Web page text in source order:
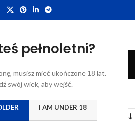
pełnoletni?
musisz mieć ukończone 18 lat.
swój wiek, aby wejść.
I AM UNDER 18
Cask
Categories
oznaczone “Oak Cask”
2